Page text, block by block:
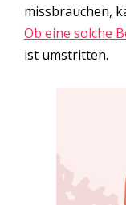
missbrauchen,
Ob eine solche
ist umstritten.